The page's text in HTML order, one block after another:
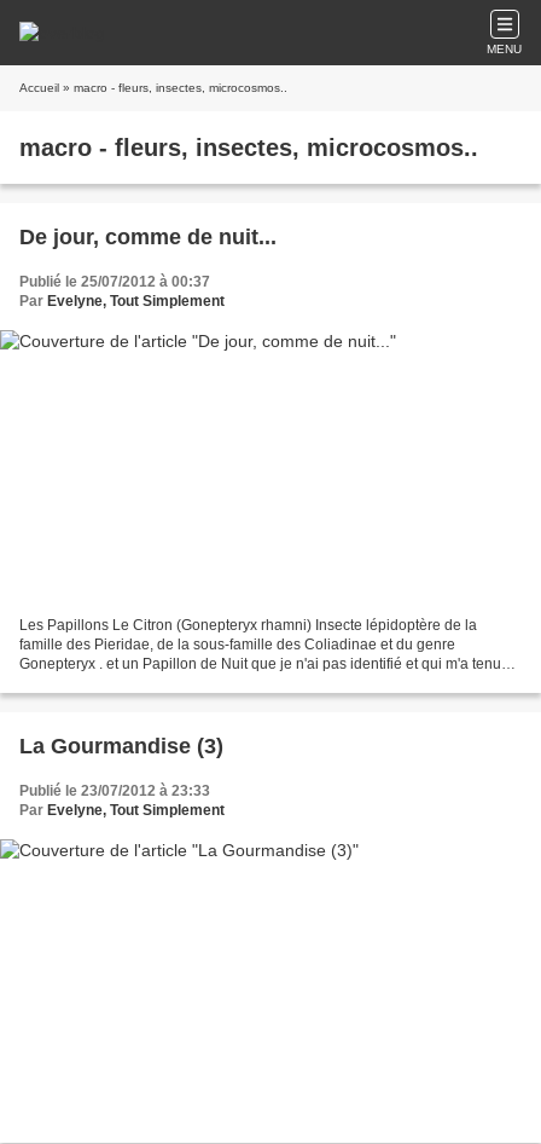
MENU
Accueil » macro - fleurs, insectes, microcosmos..
macro - fleurs, insectes, microcosmos..
De jour, comme de nuit...
Publié le 25/07/2012 à 00:37
Par Evelyne, Tout Simplement
Les Papillons Le Citron (Gonepteryx rhamni) Insecte lépidoptère de la
famille des Pieridae, de la sous-famille des Coliadinae et du genre
Gonepteryx . et un Papillon de Nuit que je n'ai pas identifié et qui m'a tenue
La Gourmandise (3)
Publié le 23/07/2012 à 23:33
Par Evelyne, Tout Simplement